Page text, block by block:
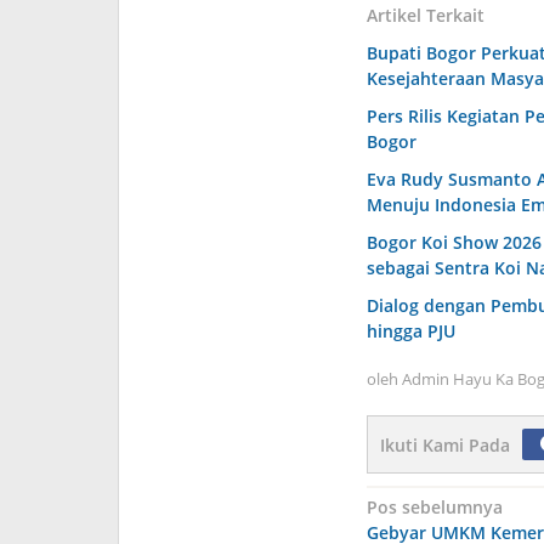
Artikel Terkait
Bupati Bogor
Kesejahteraan
Pers Rilis Kegiatan
Bogor
Eva Rudy Susmanto
Menuju Indonesia
Bogor Koi Show
sebagai Sentra Koi
Dialog dengan
hingga PJU
oleh Admin Hayu Ka
Ikuti Kami Pada
Navigasi
Pos sebelumnya
Gebyar UMKM